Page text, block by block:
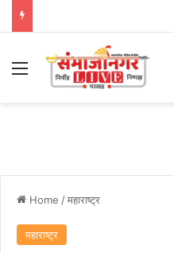
Menu
Home /महाराष्ट्र
महाराष्ट्र